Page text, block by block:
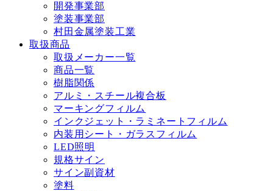
開発事業部
塗装事業部
村田金属塗装工業
取扱商品
取扱メーカー一覧
商品一覧
樹脂関係
アルミ・スチール複合板
マーキングフィルム
インクジェット・ラミネートフィルム
内装用シート・ガラスフィルム
LED照明
規格サイン
サイン副資材
塗料